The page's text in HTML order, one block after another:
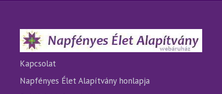
termékoldalon
választhatók
ki
Kapcsolat
Napfényes Élet Alapítvány honlapja